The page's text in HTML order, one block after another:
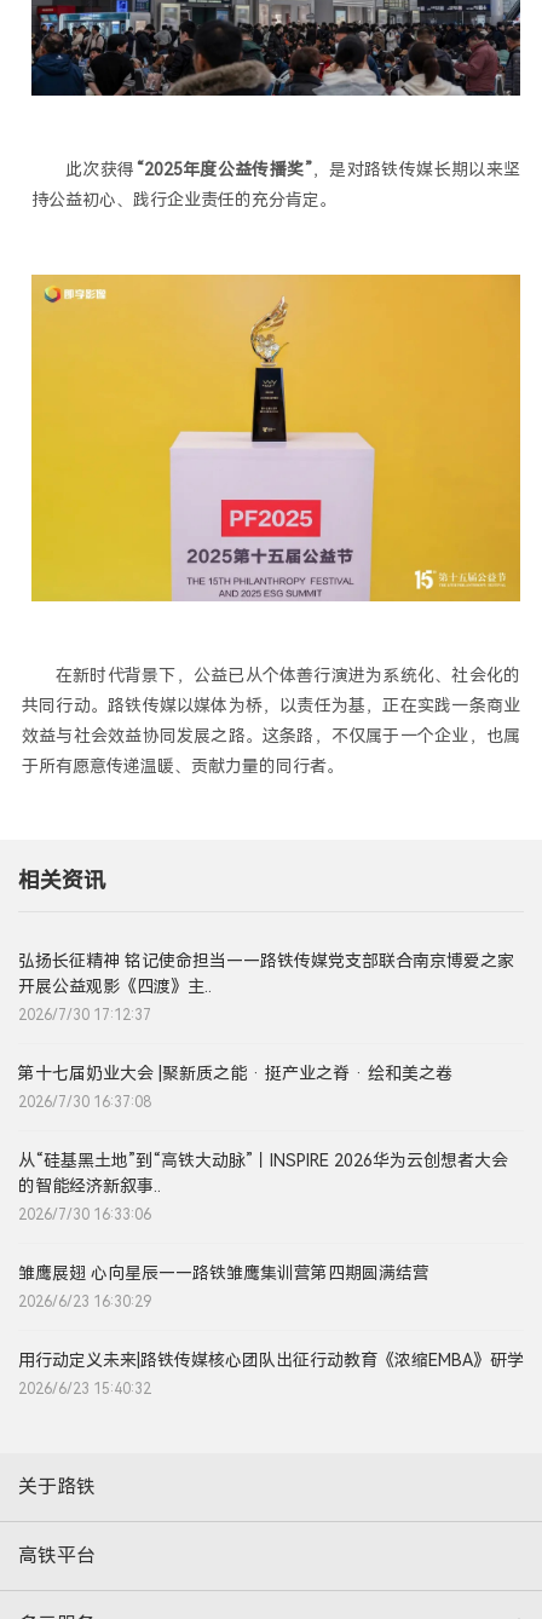
此次获得“2025年度公益传播奖”，是对路铁传媒长期以来坚
持公益初心、践行企业责任的充分肯定。
在新时代背景下，公益已从个体善行演进为系统化、社会化的
共同行动。路铁传媒以媒体为桥，以责任为基，正在实践一条商业
效益与社会效益协同发展之路。这条路，不仅属于一个企业，也属
于所有愿意传递温暖、贡献力量的同行者。
相关资讯
弘扬长征精神 铭记使命担当——路铁传媒党支部联合南京博爱之家
开展公益观影《四渡》主..
2026/7/30 17:12:37
第十七届奶业大会 |聚新质之能 · 挺产业之脊 · 绘和美之卷
2026/7/30 16:37:08
从“硅基黑土地”到“高铁大动脉”丨INSPIRE 2026华为云创想者大会
的智能经济新叙事..
2026/7/30 16:33:06
雏鹰展翅 心向星辰——路铁雏鹰集训营第四期圆满结营
2026/6/23 16:30:29
用行动定义未来|路铁传媒核心团队出征行动教育《浓缩EMBA》研学
2026/6/23 15:40:32
关于路铁
高铁平台